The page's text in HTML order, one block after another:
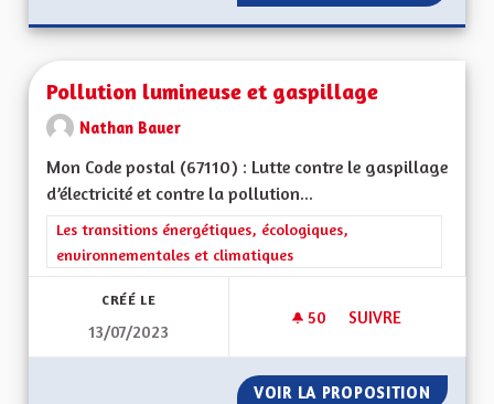
Pollution lumineuse et gaspillage
Nathan Bauer
Mon Code postal (67110) : Lutte contre le gaspillage
d’électricité et contre la pollution...
Filtrer les résultats de la catégorie : Les transitions
Les transitions énergétiques, écologiques,
environnementales et climatiques
CRÉÉ LE
13/07/2023
50 50 ABONNÉS
SUIVRE
VOIR LA PROPOSITION